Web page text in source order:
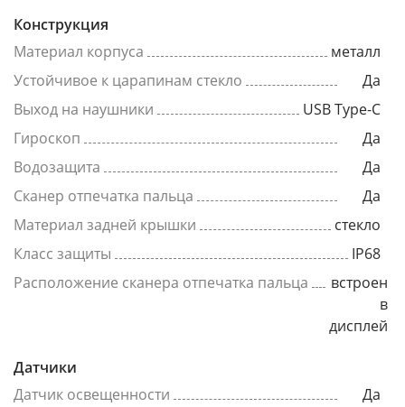
Конструкция
Материал корпуса
металл
Устойчивое к царапинам стекло
Да
Выход на наушники
USB Type-C
Гироскоп
Да
Водозащита
Да
Сканер отпечатка пальца
Да
Материал задней крышки
стекло
Класс защиты
IP68
Расположение сканера отпечатка пальца
встроен
в
дисплей
Датчики
Датчик освещенности
Да